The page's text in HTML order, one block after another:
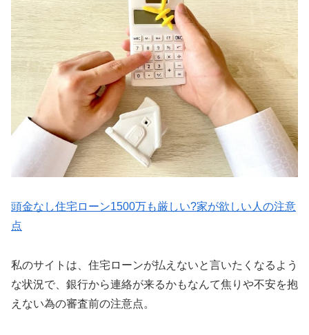
頭金なし住宅ローン1500万も厳しい?家が欲しい人の注意
点
私のサイトは、住宅ローンが払えないと言いたくなるよう
な状況で、銀行から連絡が来るかもなんて焦りや不安を抱
えない為の審査前の注意点。